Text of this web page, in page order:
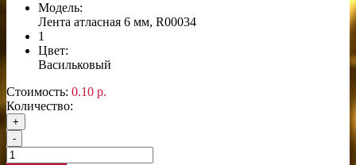
Модель:
Лента атласная 6 мм, R00034
1
Цвет:
Васильковый
Стоимость: 0.10 р.
Количество:
+
-